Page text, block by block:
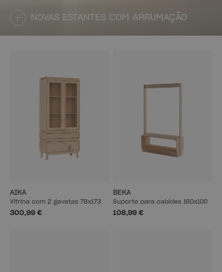
NOVAS ESTANTES COM ARRUMAÇÃO
AIKA
Vitrina com 2 gavetas 78x173
300,99 €
BEKA
Suporte para cabides 160x100
108,99 €